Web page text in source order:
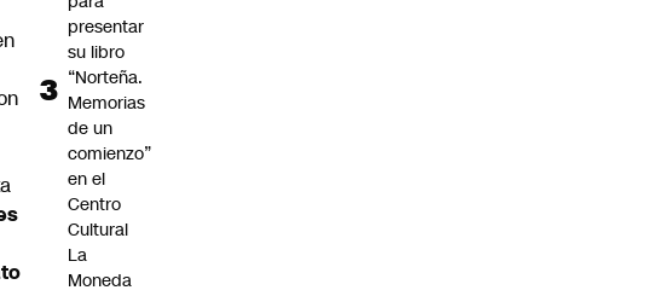
presentar
su libro
“Norteña.
Memorias
de un
comienzo”
en el
Centro
Cultural
La
Moneda